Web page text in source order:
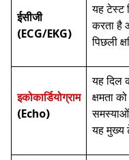
ईसीजी
(ECG/EKG)
यह टेस्ट
करता है
पिछली
इकोकार्डियोग्राम
(Echo)
यह दिल
क्षमता
समस्याओं
यह मुख्य